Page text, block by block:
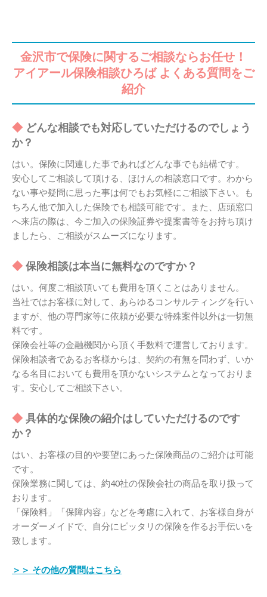
金沢市で保険に関するご相談ならお任せ！
アイアール保険相談ひろば よくある質問をご
紹介
どんな相談でも対応していただけるのでしょう
か？
はい。保険に関連した事であればどんな事でも結構です。
安心してご相談して頂ける、ほけんの相談窓口です。わから
ない事や疑問に思った事は何でもお気軽にご相談下さい。も
ちろん他で加入した保険でも相談可能です。また、店頭窓口
へ来店の際は、今ご加入の保険証券や提案書等をお持ち頂け
ましたら、ご相談がスムーズになります。
保険相談は本当に無料なのですか？
はい。何度ご相談頂いても費用を頂くことはありません。
当社ではお客様に対して、あらゆるコンサルティングを行い
ますが、他の専門家等に依頼が必要な特殊案件以外は一切無
料です。
保険会社等の金融機関から頂く手数料で運営しております。
保険相談者であるお客様からは、契約の有無を問わず、いか
なる名目においても費用を頂かないシステムとなっておりま
す。安心してご相談下さい。
具体的な保険の紹介はしていただけるのです
か？
はい、お客様の目的や要望にあった保険商品のご紹介は可能
です。
保険業務に関しては、約40社の保険会社の商品を取り扱って
おります。
「保険料」「保障内容」などを考慮に入れて、お客様自身が
オーダーメイドで、自分にピッタリの保険を作るお手伝いを
致します。
＞＞ その他の質問はこちら